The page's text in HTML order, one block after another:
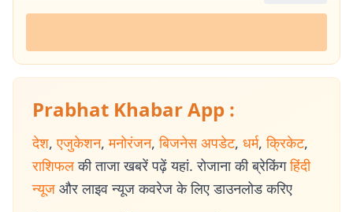
Prabhat Khabar App :
देश, एजुकेशन, मनोरंजन, बिजनेस अपडेट, धर्म, क्रिकेट,
राशिफल की ताजा खबरें पढ़ें यहां. रोजाना की ब्रेकिंग हिंदी
न्यूज और लाइव न्यूज कवरेज के लिए डाउनलोड करिए